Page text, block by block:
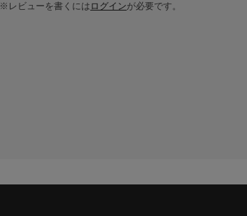
※レビューを書くには ログインが必要です。